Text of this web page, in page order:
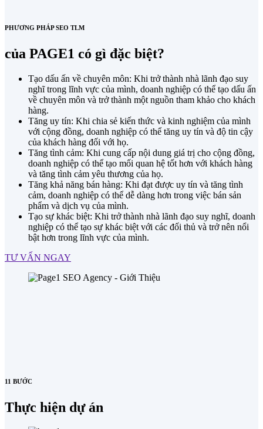
PHƯƠNG PHÁP SEO TLM
của PAGE1 có gì đặc biệt?
Tạo dấu ấn về chuyên môn: Khi trở thành nhà lãnh đạo suy
nghĩ trong lĩnh vực của mình, doanh nghiệp có thể tạo dấu ấn
về chuyên môn và trở thành một nguồn tham khảo cho khách
hàng.
Tăng uy tín: Khi chia sẻ kiến thức và kinh nghiệm của mình
với cộng đồng, doanh nghiệp có thể tăng uy tín và độ tin cậy
của khách hàng đối với họ.
Tăng tình cảm: Khi cung cấp nội dung giá trị cho cộng đồng,
doanh nghiệp có thể tạo mối quan hệ tốt hơn với khách hàng
và tăng tình cảm yêu thương của họ.
Tăng khả năng bán hàng: Khi đạt được uy tín và tăng tình
cảm, doanh nghiệp có thể dễ dàng hơn trong việc bán sản
phẩm và dịch vụ của mình.
Tạo sự khác biệt: Khi trở thành nhà lãnh đạo suy nghĩ, doanh
nghiệp có thể tạo sự khác biệt với các đối thủ và trở nên nổi
bật hơn trong lĩnh vực của mình.
TƯ VẤN NGAY
11 BƯỚC
Thực hiện dự án